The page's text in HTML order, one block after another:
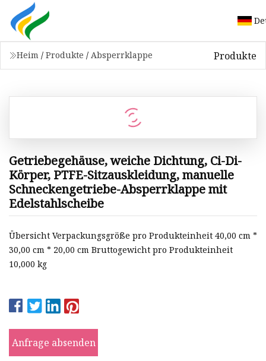
Heim / Produkte / Absperrklappe Produkte
Getriebegehäuse, weiche Dichtung, Ci-Di-
Körper, PTFE-Sitzauskleidung, manuelle
Schneckengetriebe-Absperrklappe mit
Edelstahlscheibe
Übersicht Verpackungsgröße pro Produkteinheit 40,00 cm *
30,00 cm * 20,00 cm Bruttogewicht pro Produkteinheit
10,000 kg
Anfrage absenden